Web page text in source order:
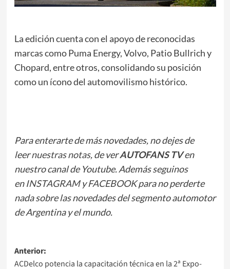
La edición cuenta con el apoyo de reconocidas
marcas como Puma Energy, Volvo, Patio Bullrich y
Chopard, entre otros, consolidando su posición
como un ícono del automovilismo histórico.
Para enterarte de más novedades, no dejes de
leernuestras notas, de ver AUTOFANS TVen
nuestro canal de Youtube. Además seguinos
enINSTAGRAMyFACEBOOKpara no perderte
nada sobre las novedades del segmento automotor
de Argentina y el mundo.
Navegación
Anterior:
ACDelco potencia la capacitación técnica en la 2ª Expo-